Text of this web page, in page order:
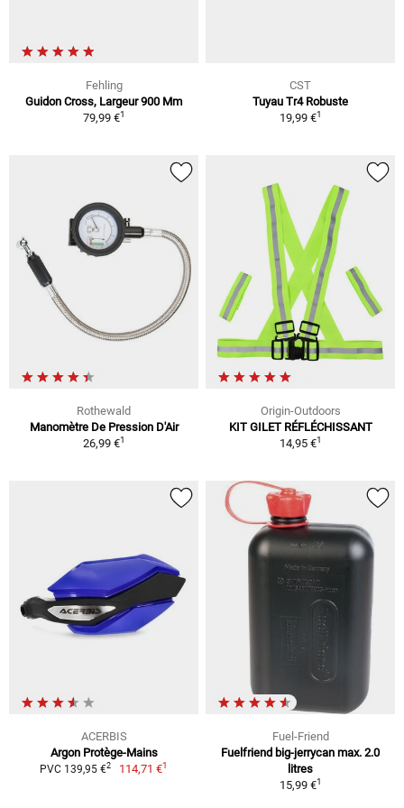
Fehling
Guidon Cross, Largeur 900 Mm
79,99 €1
CST
Tuyau Tr4 Robuste
19,99 €1
Rothewald
Manomètre De Pression D'Air
26,99 €1
Origin-Outdoors
KIT GILET RÉFLÉCHISSANT
14,95 €1
ACERBIS
Argon Protège-Mains
PVC 139,95 €2 114,71 €1
Fuel-Friend
Fuelfriend big-jerrycan max. 2.0
litres
15,99 €1